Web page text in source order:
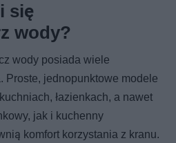
się
wody?
wody posiada wiele
Proste, jednopunktowe modele
łazienkach, a nawet
jak i kuchenny
komfort korzystania z kranu.